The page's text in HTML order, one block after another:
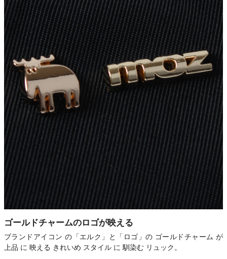
ゴールドチャームのロゴが映える
ブランドアイコン の「エルク」と「ロゴ」の ゴールドチャーム が
上品 に 映える きれいめ スタイル に 馴染む リュック。